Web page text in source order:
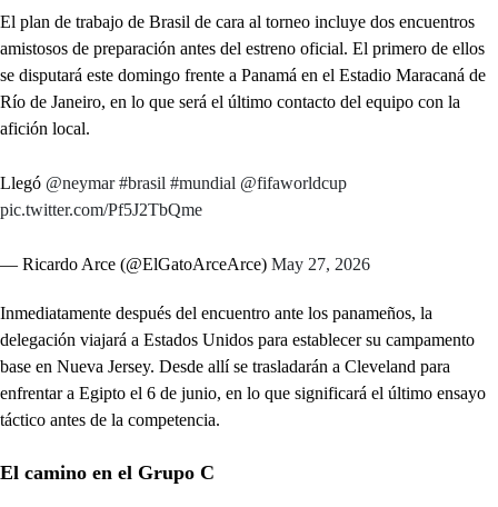
El plan de trabajo de Brasil de cara al torneo incluye dos encuentros
amistosos de preparación antes del estreno oficial. El primero de ellos
se disputará este domingo frente a Panamá en el Estadio Maracaná de
Río de Janeiro, en lo que será el último contacto del equipo con la
afición local.
Llegó @neymar #brasil #mundial @fifaworldcup
pic.twitter.com/Pf5J2TbQme
— Ricardo Arce (@ElGatoArceArce) May 27, 2026
Inmediatamente después del encuentro ante los panameños, la
delegación viajará a Estados Unidos para establecer su campamento
base en Nueva Jersey. Desde allí se trasladarán a Cleveland para
enfrentar a Egipto el 6 de junio, en lo que significará el último ensayo
táctico antes de la competencia.
El camino en el Grupo C